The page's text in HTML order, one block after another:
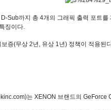
Sub까지 총 4개의 그래픽 출력 포트
징이다.
증(무상 2년, 유상 1년) 정책이 적용된
는 XENON 브랜드의 GeForce